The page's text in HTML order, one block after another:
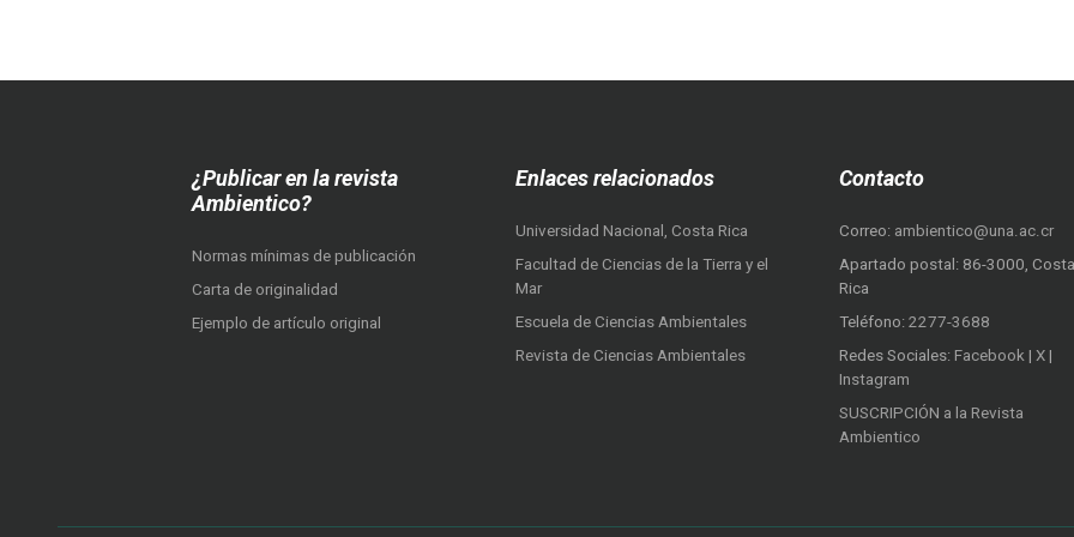
¿Publicar en la revista
Ambientico?
Normas mínimas de publicación
Carta de originalidad
Ejemplo de artículo original
Enlaces relacionados
Universidad Nacional, Costa Rica
Facultad de Ciencias de la Tierra y el
Mar
Escuela de Ciencias Ambientales
Revista de Ciencias Ambientales
Contacto
Correo: ambientico@una.ac.cr
Apartado postal: 86-3000, Costa
Rica
Teléfono: 2277-3688
Redes Sociales: Facebook | X |
Instagram
SUSCRIPCIÓN a la Revista
Ambientico